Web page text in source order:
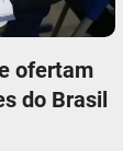
ofertam
do Brasil